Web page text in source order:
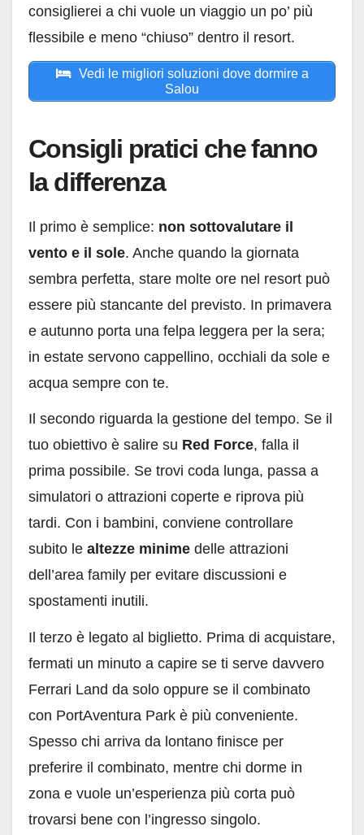
consiglierei a chi vuole un viaggio un po’ più
flessibile e meno “chiuso” dentro il resort.
Vedi le migliori soluzioni dove dormire a
Salou
Consigli pratici che fanno
la differenza
Il primo è semplice: non sottovalutare il
vento e il sole. Anche quando la giornata
sembra perfetta, stare molte ore nel resort può
essere più stancante del previsto. In primavera
e autunno porta una felpa leggera per la sera;
in estate servono cappellino, occhiali da sole e
acqua sempre con te.
Il secondo riguarda la gestione del tempo. Se il
tuo obiettivo è salire su Red Force, falla il
prima possibile. Se trovi coda lunga, passa a
simulatori o attrazioni coperte e riprova più
tardi. Con i bambini, conviene controllare
subito le altezze minime delle attrazioni
dell’area family per evitare discussioni e
spostamenti inutili.
Il terzo è legato al biglietto. Prima di acquistare,
fermati un minuto a capire se ti serve davvero
Ferrari Land da solo oppure se il combinato
con PortAventura Park è più conveniente.
Spesso chi arriva da lontano finisce per
preferire il combinato, mentre chi dorme in
zona e vuole un’esperienza più corta può
trovarsi bene con l’ingresso singolo.